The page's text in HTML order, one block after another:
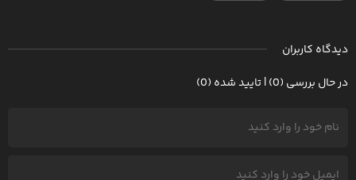
دیدگاه کاربران
در حال بررسی (0) | تایید شده (0)